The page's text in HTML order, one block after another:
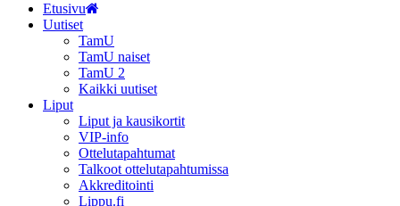
Etusivu
Uutiset
TamU
TamU naiset
TamU 2
Kaikki uutiset
Liput
Liput ja kausikortit
VIP-info
Ottelutapahtumat
Talkoot ottelutapahtumissa
Akkreditointi
Lippu.fi